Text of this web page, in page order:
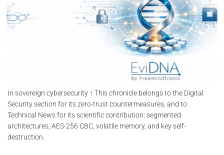
In sovereign cybersecurity ↑ This chronicle belongs to the Digital
Security section for its zero-trust countermeasures, and to
Technical News for its scientific contribution: segmented
architectures, AES-256 CBC, volatile memory, and key self-
destruction.